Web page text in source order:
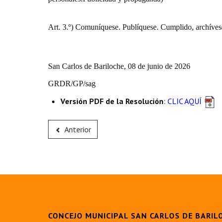
Art. 3.º) Comuníquese. Publíquese. Cumplido,
San Carlos de Bariloche, 08 de junio de 2026
GRDR/GP/sag
Versión PDF de la Resolución: CLIC AQUÍ
Anterior
CONCEJO MUNICIPAL SAN CARLOS DE